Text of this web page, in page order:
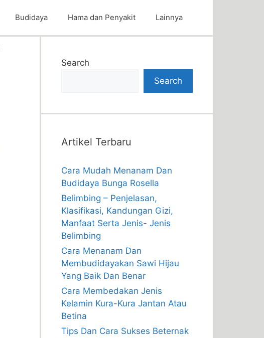
Budidaya Hama dan Penyakit Lainnya
Search
Search
Artikel Terbaru
Cara Mudah Menanam Dan
Budidaya Bunga Rosella
Belimbing – Penjelasan,
Klasifikasi, Kandungan Gizi,
Manfaat Serta Jenis- Jenis
Belimbing
Cara Menanam Dan
Membudidayakan Sawi Hijau
Yang Baik Dan Benar
Cara Membedakan Jenis
Kelamin Kura-Kura Jantan Atau
Betina
Tips Dan Cara Sukses Beternak